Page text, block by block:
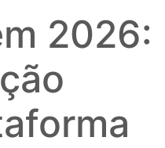
2026: